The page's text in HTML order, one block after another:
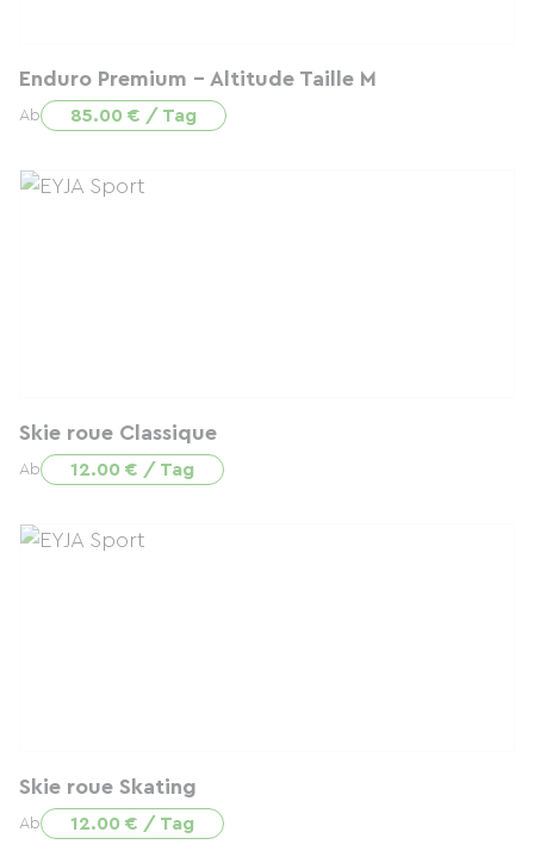
Enduro Premium - Altitude Taille M
Ab 85.00 € / Tag
Skie roue Classique
Ab 12.00 € / Tag
Skie roue Skating
Ab 12.00 € / Tag